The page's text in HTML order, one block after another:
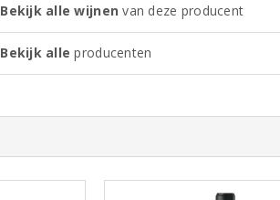
Bekijk alle wijnen van deze producent
Bekijk alle producenten